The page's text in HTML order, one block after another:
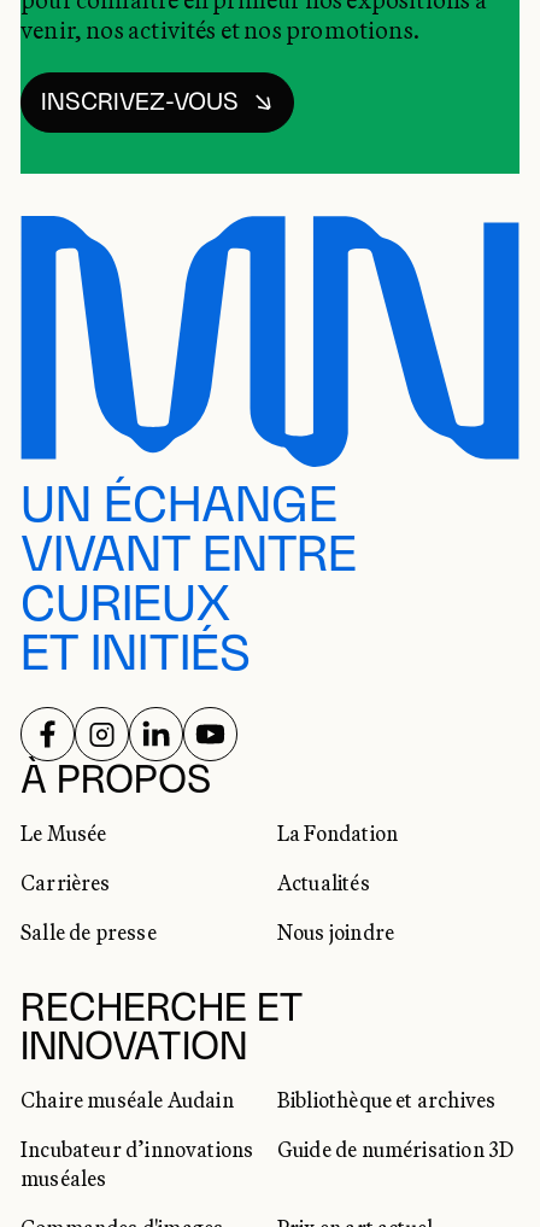
venir, nos activités et nos promotions.
INSCRIVEZ-VOUS
UN ÉCHANGE
VIVANT ENTRE
CURIEUX
ET INITIÉS
À PROPOS
Le Musée
La Fondation
Carrières
Actualités
Salle de presse
Nous joindre
RECHERCHE ET
INNOVATION
Chaire muséale Audain
Bibliothèque et archives
Incubateur d’innovations
muséales
Guide de numérisation 3D
RÉSEAUX SOCIAUX
SUIVEZ-NOUS SUR
SUIVEZ-NOUS SUR
SUIVEZ-NOUS SUR
SUIVEZ-NOUS SUR